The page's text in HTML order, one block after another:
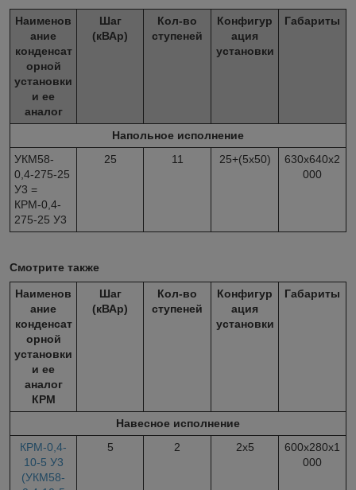
Наименов
ание
конденсат
орной
установки
и ее
аналог
Шаг
(кВАр)
Кол-во
ступеней
Конфигур
ация
установки
Габариты
Напольное исполнение
УКМ58-
0,4-275-25
У3 =
КРМ-0,4-
275-25 У3
25 11 25+(5х50)
630х640х2
000
Смотрите также
Наименов
ание
конденсат
орной
установки
и ее
аналог
КРМ
Шаг
(кВАр)
Кол-во
ступеней
Конфигур
ация
установки
Габариты
Навесное исполнение
КРМ-0,4-
10-5 У3
(УКМ58-
5 2 2х5
600х280х1
000